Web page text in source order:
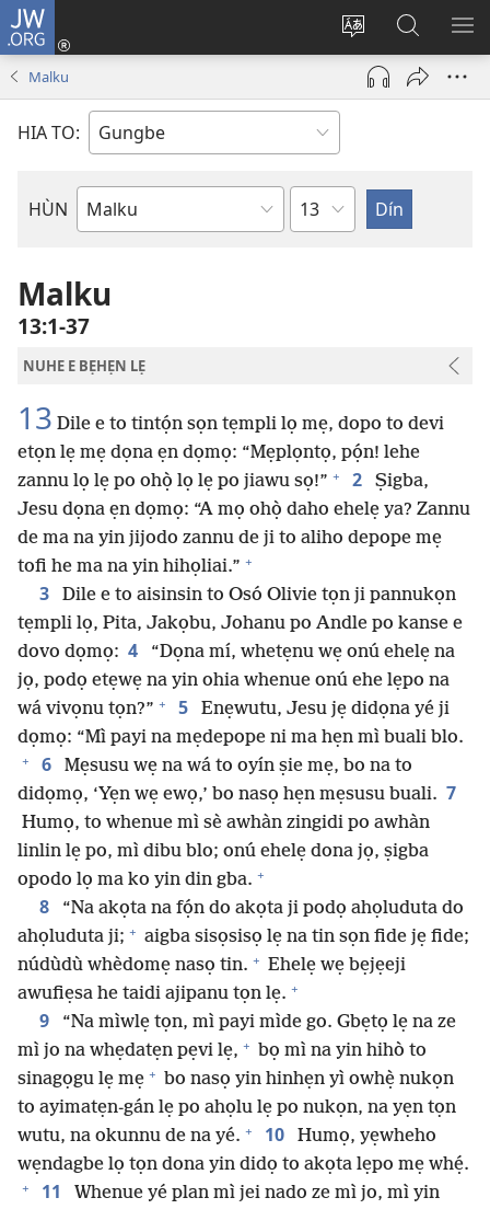
JW.ORG
Diọ
ogbè
nọtẹn
Hùn
Adà
Towe
(opens
new
Dín
to
JW.ORG
Malku
HIA TO:
HÙN
Bible
Weta
Malku
13:1-37
NUHE E BẸHẸN LẸ
13 Dile e to tintọ́n sọn tẹmpli lọ mẹ, dopo to devi
etọn lẹ mẹ dọna ẹn dọmọ: “Mẹplọntọ, pọ́n! lehe
zannu lọ lẹ po ohọ̀ lọ lẹ po jiawu sọ!” + 2
Ṣigba,
Jesu dọna ẹn dọmọ: “A mọ ohọ̀ daho ehelẹ ya? Zannu
de ma na yin jijodo zannu de ji to aliho depope mẹ
tofi he ma na yin hihọliai.” +
3
Dile e to aisinsin to Osó Olivie tọn ji pannukọn
tẹmpli lọ, Pita, Jakọbu, Johanu po Andle po kanse e
dovo dọmọ: 4
“Dọna mí, whetẹnu wẹ onú ehelẹ na
jọ, podọ etẹwẹ na yin ohia whenue onú ehe lẹpo na
wá vivọnu tọn?” + 5
Enẹwutu, Jesu jẹ didọna yé ji
dọmọ: “Mì payi na mẹdepope ni ma hẹn mì buali blo.
+ 6
Mẹsusu wẹ na wá to oyín ṣie mẹ, bo na to
didọmọ, ‘Yẹn wẹ ewọ,’ bo nasọ hẹn mẹsusu buali. 7
Humọ, to whenue mì sè awhàn zingidi po awhàn
linlin lẹ po, mì dibu blo; onú ehelẹ dona jọ, ṣigba
opodo lọ ma ko yin din gba. +
8
“Na akọta na fọ́n do akọta ji podọ ahọluduta do
ahọluduta ji; + aigba sisọsisọ lẹ na tin sọn fide jẹ fide;
núdùdù whèdomẹ nasọ tin. + Ehelẹ wẹ bẹjẹeji
awufiẹsa he taidi ajipanu tọn lẹ. +
9
“Na mìwlẹ tọn, mì payi mìde go. Gbẹtọ lẹ na ze
mì jo na whẹdatẹn pẹvi lẹ, + bọ mì na yin hihò to
sinagọgu lẹ mẹ + bo nasọ yin hinhẹn yì owhẹ̀ nukọn
to ayimatẹn-gán lẹ po ahọlu lẹ po nukọn, na yẹn tọn
wutu, na okunnu de na yé. + 10
Humọ, yẹwheho
wẹndagbe lọ tọn dona yin didọ to akọta lẹpo mẹ whẹ́.
+ 11
Whenue yé plan mì jei nado ze mì jo, mì yin